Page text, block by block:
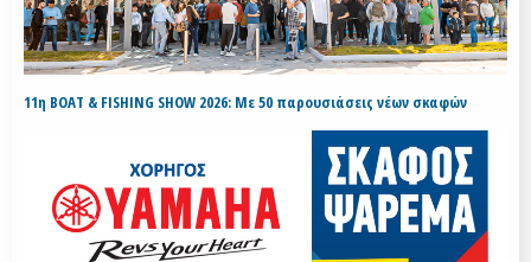
11η BOAT & FISHING SHOW 2026: Με 50 παρουσιάσεις νέων σκαφών